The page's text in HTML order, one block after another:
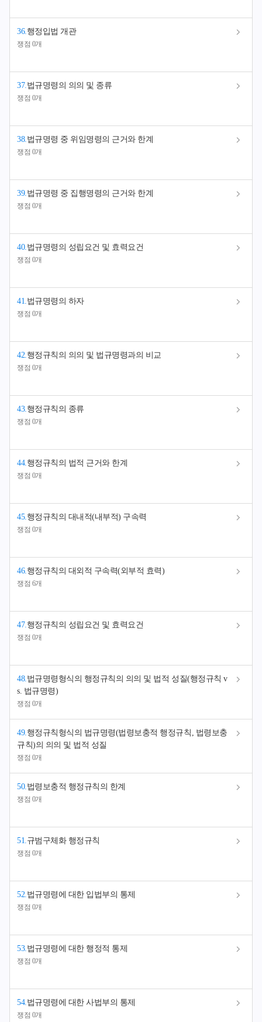
36.행정입법 개관
쟁점 0개
37.법규명령의 의의 및 종류
쟁점 0개
38.법규명령 중 위임명령의 근거와 한계
쟁점 0개
39.법규명령 중 집행명령의 근거와 한계
쟁점 0개
40.법규명령의 성립요건 및 효력요건
쟁점 0개
41.법규명령의 하자
쟁점 0개
42.행정규칙의 의의 및 법규명령과의 비교
쟁점 0개
43.행정규칙의 종류
쟁점 0개
44.행정규칙의 법적 근거와 한계
쟁점 0개
45.행정규칙의 대내적(내부적) 구속력
쟁점 0개
46.행정규칙의 대외적 구속력(외부적 효력)
쟁점 6개
47.행정규칙의 성립요건 및 효력요건
쟁점 0개
48.법규명령형식의 행정규칙의 의의 및 법적 성질(행정규칙 v
s. 법규명령)
쟁점 0개
49.행정규칙형식의 법규명령(법령보충적 행정규칙, 법령보충
규칙)의 의의 및 법적 성질
쟁점 0개
50.법령보충적 행정규칙의 한계
쟁점 0개
51.규범구체화 행정규칙
쟁점 0개
52.법규명령에 대한 입법부의 통제
쟁점 0개
53.법규명령에 대한 행정적 통제
쟁점 0개
54.법규명령에 대한 사법부의 통제
쟁점 0개